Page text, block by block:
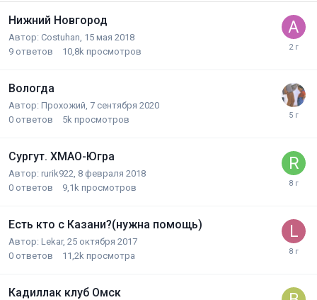
Нижний Новгород
Автор: Costuhan 15 мая 2018
9 ответов 10,8k просмотров
Вологда
Автор: Прохожий 7 сентября 2020
0 ответов 5k просмотров
Сургут. ХМАО-Югра
Автор: rurik922 8 февраля 2018
0 ответов 9,1k просмотров
Есть кто с Казани?(нужна помощь)
Автор: Lekar, 25 октября 2017
0 ответов 11,2k просмотра
Кадиллак клуб Омск